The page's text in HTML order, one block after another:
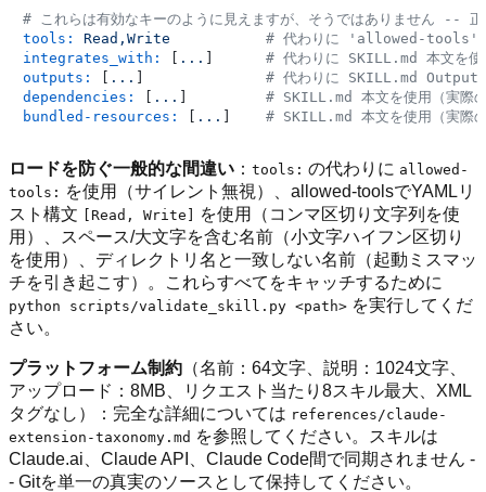
# これらは有効なキーのように見えますが、そうではありません -- 正
tools:
Read,Write
# 代わりに 'allowed-tools'
integrates_with:
[ ... ] # 代わりに SKILL.md 本文を使
outputs:
[ ... ] # 代わりに SKILL.md Output
dependencies:
[ ... ] # SKILL.md 本文を使用（実際
bundled-resources:
[ ... ] # SKILL.md 本文を使用（実際
ロードを防ぐ一般的な間違い ： tools: の代わりに allowed-
tools: を使用（サイレント無視）、allowed-toolsでYAMLリ
スト構文 [Read, Write]
を使用（コンマ区切り文字列を使
用）、スペース/大文字を含む名前（小文字ハイフン区切り
を使用）、ディレクトリ名と一致しない名前（起動ミスマッ
チを引き起こす）。これらすべてをキャッチするために
python scripts/validate_skill.py <path> を実行してくだ
さい。
プラットフォーム制約 （名前：64文字、説明：1024文字、
アップロード：8MB、リクエスト当たり8スキル最大、XML
タグなし）：完全な詳細については references/claude-
extension-taxonomy.md を参照してください。スキルは
Claude.ai、Claude API、Claude Code間で同期されません -
- Gitを単一の真実のソースとして保持してください。